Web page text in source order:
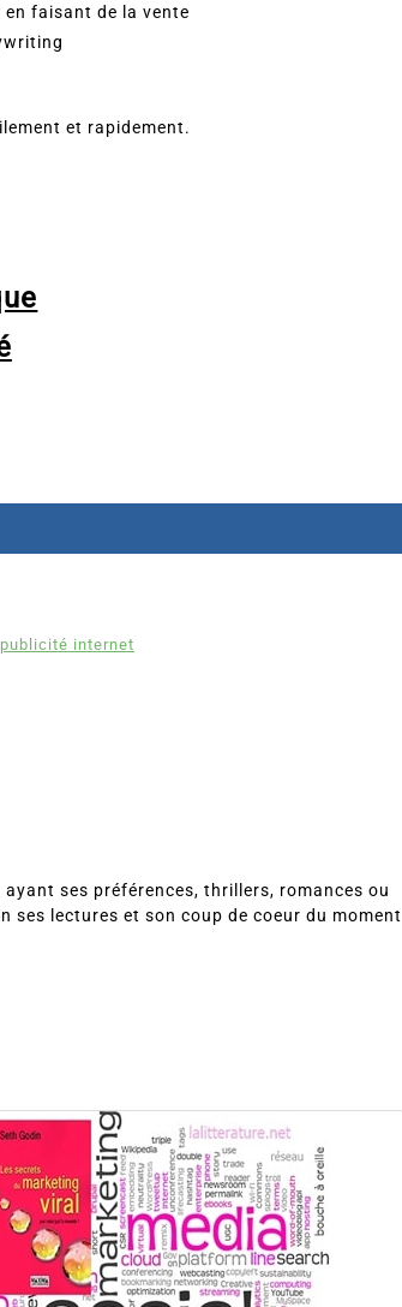
en faisant de la vente
et rapidement.
publicité internet
ses préférences, thrillers, romances ou
ses lectures et son coup de coeur du moment